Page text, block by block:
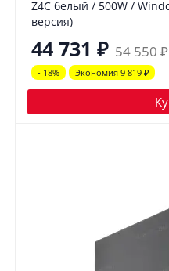
Z4C белый / 500W /
версия)
44 731 ₽ 54 550₽
- 18% Экономия 9 819 ₽